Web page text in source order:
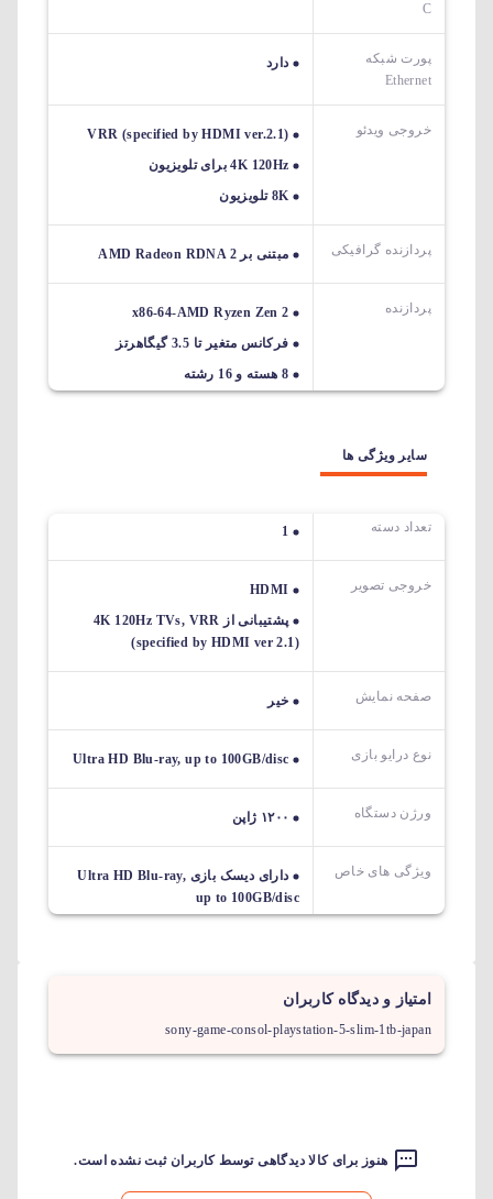
C
پورت شبکه
Ethernet
دارد
خروجی ویدئو
VRR (specified by HDMI ver.2.1)
4K 120Hz برای تلویزیون
8K تلویزیون
پردازنده گرافیکی مبتنی بر AMD Radeon RDNA 2
پردازنده
x86-64-AMD Ryzen Zen 2
فرکانس متغیر تا 3.5 گیگاهرتز
8 هسته و 16 رشته
سایر ویژگی ها
تعداد دسته 1
خروجی تصویر
HDMI
پشتیبانی از 4K 120Hz TVs, VRR
(specified by HDMI ver 2.1)
صفحه نمایش خیر
نوع درایو بازی Ultra HD Blu-ray, up to 100GB/disc
ورژن دستگاه ۱۲۰۰ ژاپن
ویژگی های خاص
دارای دیسک بازی Ultra HD Blu-ray,
up to 100GB/disc
امتیاز و دیدگاه کاربران
sony-game-consol-playstation-5-slim-1tb-japan
هنوز برای کالا دیدگاهی توسط کاربران ثبت نشده است.